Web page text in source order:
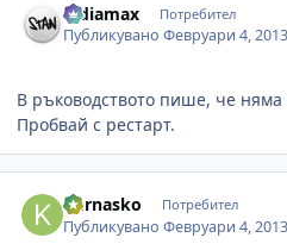
ludiamax Потребител
ПубликуваноФевруари 4, 2013
В ръководството пише, че няма
Пробвай с рестарт.
kurnasko Потребител
ПубликуваноФевруари 4, 2013